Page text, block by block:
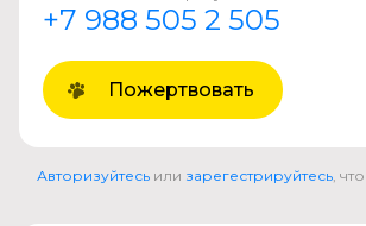
+7 988 505 2 505
Пожертвовать
Авторизуйтесь или зарегестрируйтесь ,